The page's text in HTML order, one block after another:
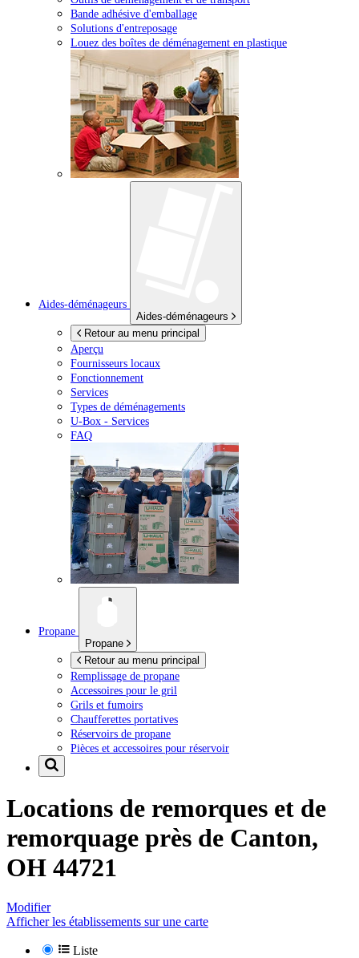
Bande adhésive d'emballage
Solutions d'entreposage
Louez des boîtes de déménagement en plastique
Aides-déménageurs
Aides-déménageurs
Retour au menu principal
Aperçu
Fournisseurs locaux
Fonctionnement
Services
Types de déménagements
U-Box - Services
FAQ
Propane
Propane
Retour au menu principal
Remplissage de propane
Accessoires pour le gril
Grils et fumoirs
Chaufferettes portatives
Réservoirs de propane
Pièces et accessoires pour réservoir
Locations de remorques et de
remorquage près de Canton,
OH 44721
Modifier
Afficher les établissements sur une carte
Liste